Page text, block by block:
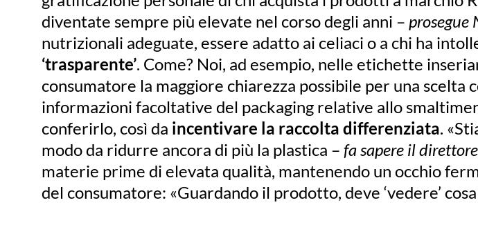
diventate sempre più elevate nel corso degli anni – prosegue
nutrizionali adeguate, essere adatto ai celiaci o a chi ha
‘trasparente’. Come? Noi, ad esempio, nelle etichette
consumatore la maggiore chiarezza possibile per una
informazioni facoltative del packaging relative allo
conferirlo, così da incentivare la raccolta differenziata.
modo da ridurre ancora di più la plastica – fa sapere il
materie prime di elevata qualità, mantenendo un occhio
del consumatore: «Guardando il prodotto, deve ‘vedere’ cosa